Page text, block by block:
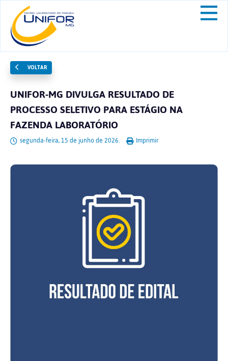
VOLTAR
UNIFOR-MG DIVULGA RESULTADO DE
PROCESSO SELETIVO PARA ESTÁGIO NA
FAZENDA LABORATÓRIO
segunda-feira, 15 de junho de 2026. Imprimir